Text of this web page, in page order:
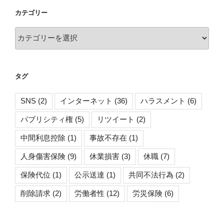
ブ
カテゴリー
テ
ー
タグ
SNS (2) インターネット (36) ハラスメント (6)
パブリシティ権 (5) リツイート (2)
中間利息控除 (1) 事故不存在 (1)
人身傷害保険 (9) 休業損害 (3) 休職 (7)
保険代位 (1) 公示送達 (1) 共同不法行為 (2)
削除請求 (2) 労働者性 (12) 労災保険 (6)